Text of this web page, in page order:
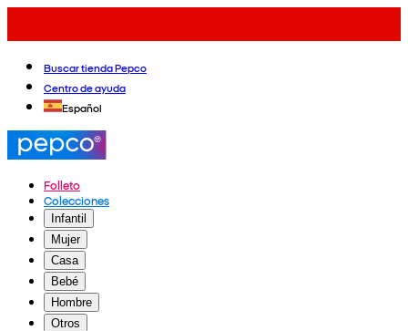
Buscar tienda Pepco
Centro de ayuda
Español
Folleto
Colecciones
Infantil
Mujer
Casa
Bebé
Hombre
Otros